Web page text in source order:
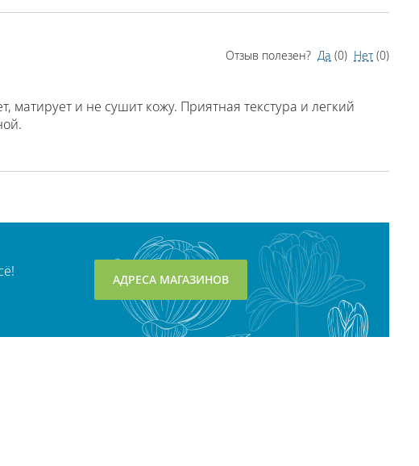
Отзыв полезен? Да (0) Нет (0)
и не сушит кожу. Приятная текстура и легкий
АДРЕСА МАГАЗИНОВ